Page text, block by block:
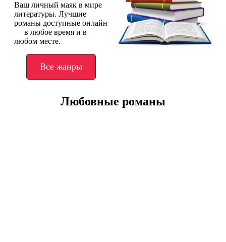
Ваш личный маяк в мире
литературы. Лучшие
романы доступные онлайн
— в любое время и в
любом месте.
Все жанры
Любовные романы